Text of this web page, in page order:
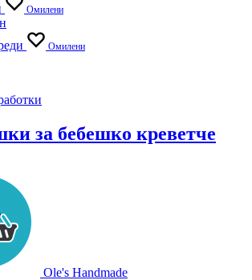
Омилени
Омилени
за бебешко креветче
Ole's Handmade